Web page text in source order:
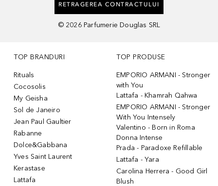
RETRAGEREA CONTRACTULUI
© 2026 Parfumerie Douglas SRL
TOP BRANDURI
Rituals
Cocosolis
My Geisha
Sol de Janeiro
Jean Paul Gaultier
Rabanne
Dolce&Gabbana
Yves Saint Laurent
Kerastase
Lattafa
TOP PRODUSE
EMPORIO ARMANI - Stronger
with You
Lattafa - Khamrah Qahwa
EMPORIO ARMANI - Stronger
With You Intensely
Valentino - Born in Roma
Donna Intense
Prada - Paradoxe Refillable
Lattafa - Yara
Carolina Herrera - Good Girl
Blush